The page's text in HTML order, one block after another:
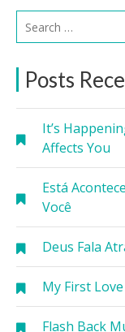
Posts
It’s
Affects You
Está
Você
Deus Fala
My First
Flash Back